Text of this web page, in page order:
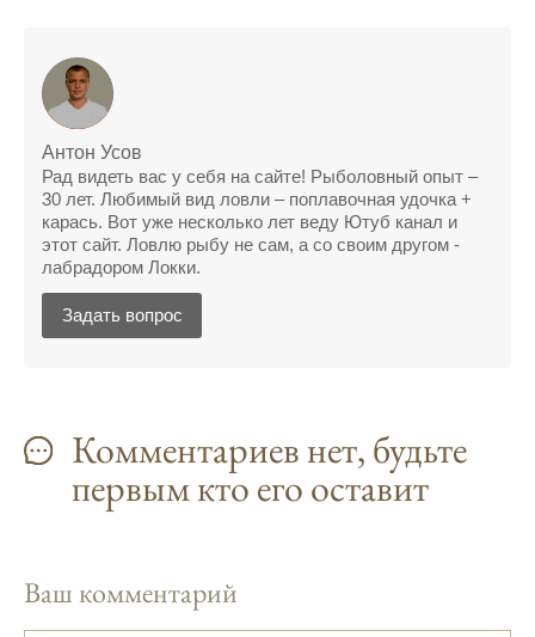
Поймал всего одну рыбу, несмотря на
"удачный" прогноз клева, разочарован
Сегодняшний прогноз клева позволил мне
успешно поймать крупную щуку.
Прогноз клева на рыбалку на следующую
неделю обещает хорошие результаты.
Благодаря лунному календарю и прогнозу
ближайшие дни.
Прогноз клева на год вперед помогает мне
полезной информации о факторах,
Антон Усов
Рад видеть вас у себя на сайте! Рыболовный опыт –
30 лет. Любимый вид ловли – поплавочная удочка +
карась. Вот уже несколько лет веду Ютуб канал и
этот сайт. Ловлю рыбу не сам, а со своим другом -
лабрадором Локки.
Задать вопрос
Комментариев нет, будьте
первым кто его оставит
Ваш комментарий